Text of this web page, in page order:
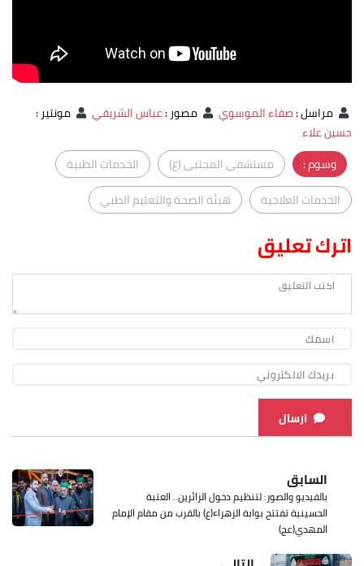
مراسل:صفاء الموسوي مصور:عباس الشريفي مونتير:
حسين علاء
وسوم :
مستشفى المجتبى (ع)
الخدمات الطبية
الخدمات العلاجية
هيئة الصحة والتعليم الطبي
اترك تعليق
ارسال
السابق
بالفيديو والصور: لتنظيم دخول الزائرين.. العتبة
الحسينية تفتتح بوابة الزهراء(ع) بالقرب من مقام الإمام
المهدي(عج)